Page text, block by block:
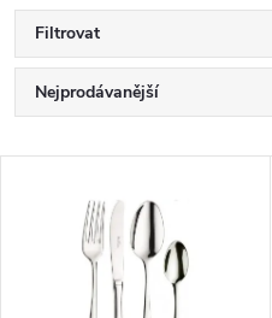
Filtrovat
a
Nejprodávanější
Abecedně